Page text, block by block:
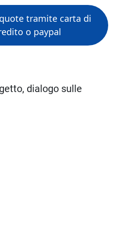
tramite carta di
o paypal
dialogo sulle